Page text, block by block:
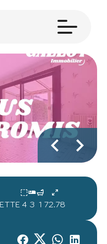
4 3 1 72.78